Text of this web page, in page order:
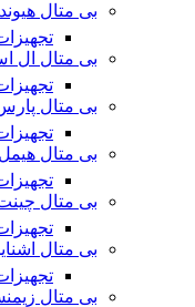
بی متال
بی متال ال
بی متال
بی متال هیمل
بی متال
بی متال
بی متال